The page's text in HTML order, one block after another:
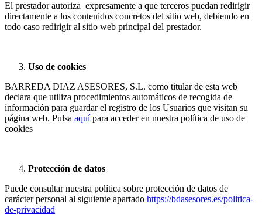
El prestador autoriza expresamente a que terceros puedan redirigir
directamente a los contenidos concretos del sitio web, debiendo en
todo caso redirigir al sitio web principal del prestador.
Uso de cookies
BARREDA DIAZ ASESORES, S.L. como titular de esta web
declara que utiliza procedimientos automáticos de recogida de
información para guardar el registro de los Usuarios que visitan su
página web. Pulsa aquípara acceder en nuestra política de uso de
cookies
Protección de datos
Puede consultar nuestra política sobre protección de datos de
carácter personal al siguiente apartado https://bdasesores.es/politica-
de-privacidad